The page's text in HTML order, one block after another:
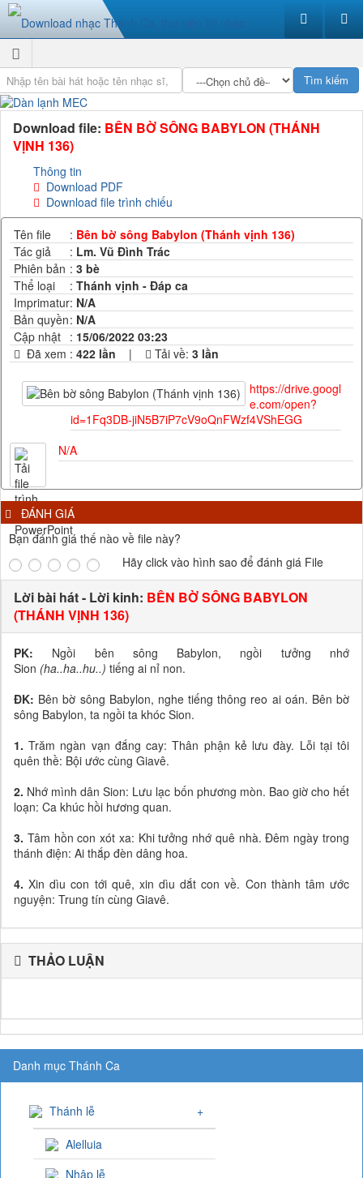
Download file: BÊN BỜ SÔNG BABYLON (THÁNH
VỊNH 136)
Thông tin
Download PDF
Download file trình chiếu
Tên file
: Bên bờ sông Babylon (Thánh vịnh 136)
Tác giả
: Lm. Vũ Đình Trác
Phiên bản : 3 bè
Thể loại
: Thánh vịnh - Đáp ca
Imprimatur: N/A
Bản quyền: N/A
Cập nhật : 15/06/2022 03:23
Đã xem : 422 lần | Tải về: 3 lần
https://drive.googl
e.com/open?
id=1Fq3DB-jiN5B7iP7cV9oQnFWzf4VShEGG
N/A
ĐÁNH GIÁ
Bạn đánh giá thế nào về file này?
Hãy click vào hình sao để đánh giá File
Lời bài hát - Lời kinh: BÊN BỜ SÔNG BABYLON
(THÁNH VỊNH 136)
PK: Ngồi bên sông Babylon, ngồi tưởng nhớ
Sion (ha..ha..hu..) tiếng ai nỉ non.
ĐK: Bên bờ sông Babylon, nghe tiếng thông reo ai oán. Bên bờ
sông Babylon, ta ngồi ta khóc Sion.
1.Trăm ngàn vạn đắng cay: Thân phận kẻ lưu đày. Lỗi tại tôi
quên thề: Bội ước cùng Giavê.
2. Nhớ mình dân Sion: Lưu lạc bốn phương mòn. Bao giờ cho hết
loạn: Ca khúc hồi hương quan.
3. Tâm hồn con xót xa: Khi tưởng nhớ quê nhà. Đêm ngày trong
thánh điện: Ai thắp đèn dâng hoa.
4.Xin dìu con tới quê, xin dìu dắt con về. Con thành tâm ước
nguyện: Trung tín cùng Giavê.
THẢO LUẬN
Danh mục Thánh Ca
Thánh lễ +
Alelluia
Nhập lễ